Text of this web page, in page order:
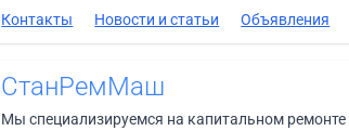
Контакты Новости и статьи Объявления
СтанРемМаш
Мы специализируемся на капитальном